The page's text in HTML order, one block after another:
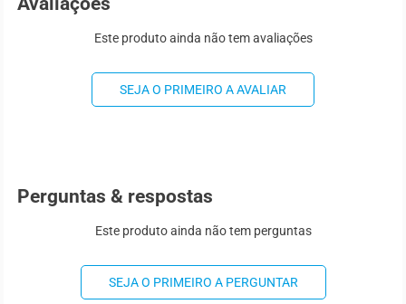
Este produto ainda não tem avaliações
SEJA O PRIMEIRO A AVALIAR
Perguntas & respostas
Este produto ainda não tem perguntas
SEJA O PRIMEIRO A PERGUNTAR